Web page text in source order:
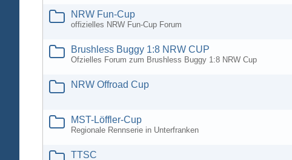
NRW Fun-Cup
offizielles NRW Fun-Cup Forum
Brushless Buggy 1:8 NRW CUP
Ofzielles Forum zum Brushless Buggy 1:8 NRW Cup
NRW Offroad Cup
MST-Löffler-Cup
Regionale Rennserie in Unterfranken
TTSC